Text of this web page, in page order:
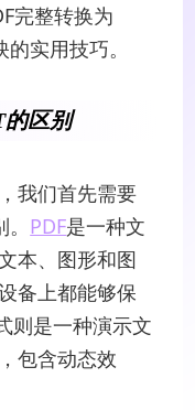
完整转换为
实用技巧。
的区别
我们首先需要
PDF是一种文
本、图形和图
备上都能够保
则是一种演示文
包含动态效